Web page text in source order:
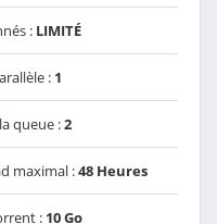
: LIMITÉ
: 1
queue :2
maximal :48 Heures
: 10 Go